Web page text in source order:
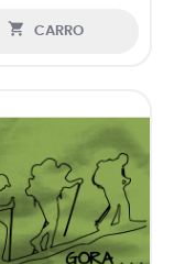
 CARRO